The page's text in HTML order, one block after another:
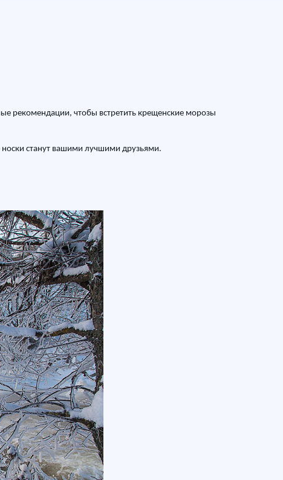
рекомендации, чтобы встретить крещенские морозы
станут вашими лучшими друзьями.